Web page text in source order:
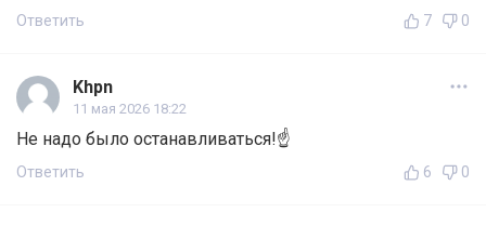
Ответить 7 0
Khpn
11 мая 2026 18:22
Не надо было останавливаться!☝️
Ответить 6 0